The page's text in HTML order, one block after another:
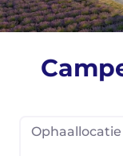
Ophaallocatie